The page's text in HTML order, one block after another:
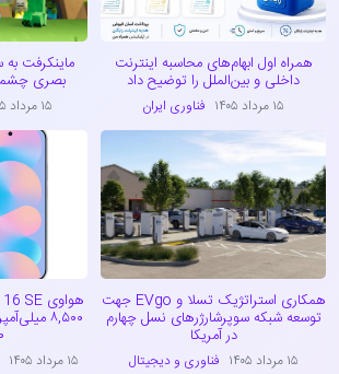
همراه اول ابهام‌های محاسبه اینترنت
داخلی و بین‌الملل را توضیح داد
۱۵ مرداد ۱۴۰۵ فناوری ایران
بصری
۱۵ مرداد ۱۴۰۵
همکاری استراتژیک تسلا و EVgo جهت
توسعه شبکه سوپرشارژرهای نسل چهارم
در آمریکا
۱۵ مرداد ۱۴۰۵ فناوری و دیجیتال
۸,۵۰۰
۱۵ مرداد ۱۴۰۵